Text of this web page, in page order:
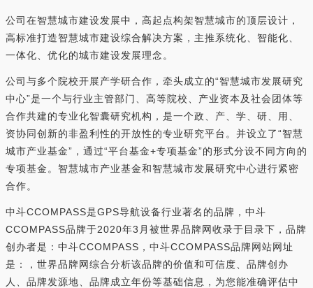
公司在智慧城市建设发展中，高起点构架智慧城市的顶层设计，
高标准打造智慧城市建设综合解决方案，主推系统化、智能化、
一体化、优化的城市建设发展理念。
公司与多个院校开展产学研合作，牵头成立的“智慧城市发展研究
中心”是一个与行业主管部门、高等院校、产业资本及社会团体等
合作共建的专业化智囊研究机构，是一个政、产、学、研、用、
资协同创新的非盈利性的开放性的专业研究平台。并设立了“智慧
城市产业基金”，通过“平台基金+专项基金”的形式分设不同方向的
专项基金。智慧城市产业基金和智慧城市发展研究中心进行紧密
合作。
中斗CCOMPASS是GPS导航设备行业著名的品牌，中斗
CCOMPASS品牌于2020年3月被世界品牌网收录于目录下，品牌
创办者是：中斗CCOMPASS，中斗CCOMPASS品牌网站网址
是：，世界品牌网综合分析该品牌的价值和可信度、品牌创办
人、品牌发源地、品牌成立年份等基础信息，为您能准确评估中